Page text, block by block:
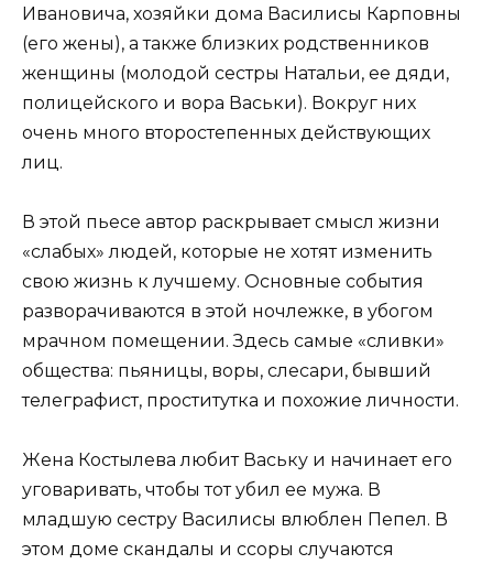
Ивановича, хозяйки дома Василисы Карповны
(его жены), а также близких родственников
женщины (молодой сестры Натальи, ее дяди,
полицейского и вора Васьки). Вокруг них
очень много второстепенных действующих
лиц.
В этой пьесе автор раскрывает смысл жизни
«слабых» людей, которые не хотят изменить
свою жизнь к лучшему. Основные события
разворачиваются в этой ночлежке, в убогом
мрачном помещении. Здесь самые «сливки»
общества: пьяницы, воры, слесари, бывший
телеграфист, проститутка и похожие личности.
Жена Костылева любит Ваську и начинает его
уговаривать, чтобы тот убил ее мужа. В
младшую сестру Василисы влюблен Пепел. В
этом доме скандалы и ссоры случаются